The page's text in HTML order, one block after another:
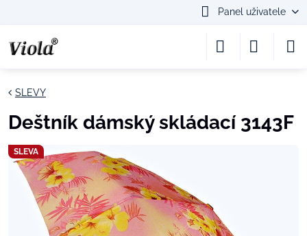
Panel uživatele
SLEVA
SLEVY
Deštník dámský skládací 3143F